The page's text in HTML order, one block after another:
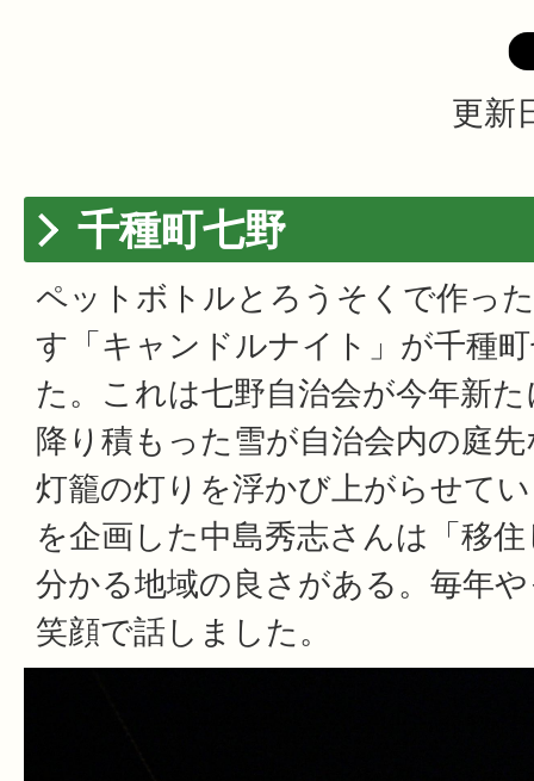
更新
千種町七野
ペットボトルとろうそくで作っ
す「キャンドルナイト」が千種
た。これは七野自治会が今年新
降り積もった雪が自治会内の庭
灯籠の灯りを浮かび上がらせて
を企画した中島秀志さんは「移
分かる地域の良さがある。毎年
笑顔で話しました。